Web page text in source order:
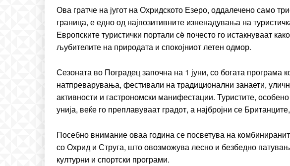
Donec quis est ac felis
Orci varius natoque dolor
Ова гратче на југот на Охридското Езеро, оддалечено само
граница, е едно од најпозитивните изненадувања на
Европските туристички портали сè почесто го истакнуваат
љубителите на природата и спокојниот летен одмор.
Сезоната во Поградец започна на 1 јуни, со богата програма
натпреварувања, фестивали на традиционални занаети,
активности и гастрономски манифестации. Туристите,
унија, веќе го преплавуваат градот, а најбројни се
Посебно внимание оваа година се посветува на
со Охрид и Струга, што овозможува лесно и безбедно
културни и спортски програми.